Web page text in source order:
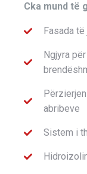
Cka mund të
Fasada
Ngjyra
abribeve
Sistem i